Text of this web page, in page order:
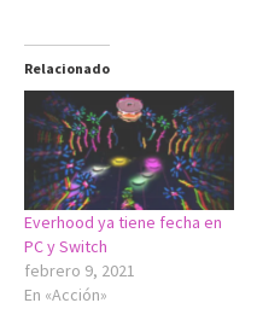
Relacionado
Everhood ya tiene fecha en
PC y Switch
febrero 9, 2021
En «Acción»